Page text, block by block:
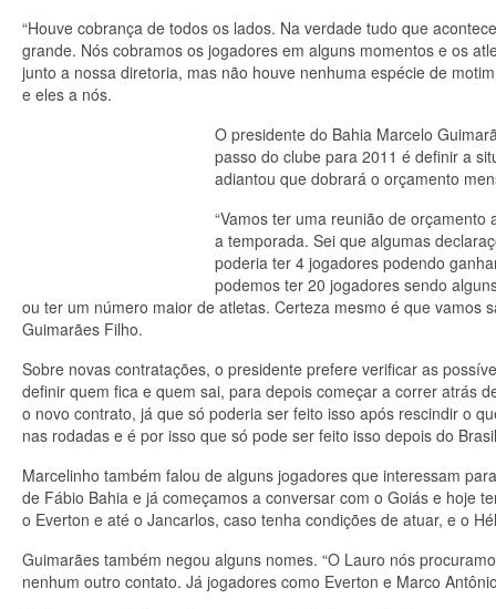
“Houve cobrança de todos os lados. Na verdade tudo que
grande. Nós cobramos os jogadores em alguns momentos e os
junto a nossa diretoria, mas não houve nenhuma espécie de
e eles a nós.
O presidente do Bahia Marcelo
passo do clube para 2011 é definir a
adiantou que dobrará o orçamento
“Vamos ter uma reunião de
a temporada. Sei que algumas
poderia ter 4 jogadores podendo
podemos ter 20 jogadores sendo
ou ter um número maior de atletas. Certeza mesmo é que vamos
Guimarães Filho.
Sobre novas contratações, o presidente prefere verificar as
definir quem fica e quem sai, para depois começar a correr atrás
o novo contrato, já que só poderia ser feito isso após rescindir o
nas rodadas e é por isso que só pode ser feito isso depois do
Marcelinho também falou de alguns jogadores que interessam
de Fábio Bahia e já começamos a conversar com o Goiás e hoje
o Everton e até o Jancarlos, caso tenha condições de atuar, e o
Guimarães também negou alguns nomes. “O Lauro nós
nenhum outro contato. Já jogadores como Everton e Marco